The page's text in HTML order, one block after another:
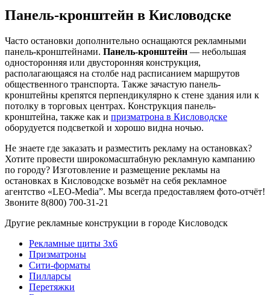
Панель-кронштейн в Кисловодске
Часто остановки дополнительно оснащаются рекламными
панель-кронштейнами. Панель-кронштейн — небольшая
односторонняя или двусторонняя конструкция,
располагающаяся на столбе над расписанием маршрутов
общественного транспорта. Также зачастую панель-
кронштейны крепятся перпендикулярно к стене здания или к
потолку в торговых центрах. Конструкция панель-
кронштейна, также как и призматрона в Кисловодске
оборудуется подсветкой и хорошо видна ночью.
Не знаете где заказать и разместить рекламу на остановках?
Хотите провести широкомасштабную рекламную кампанию
по городу? Изготовление и размещение рекламы на
остановках в Кисловодске возьмёт на себя рекламное
агентство «LEO-Media”. Мы всегда предоставляем фото-отчёт!
Звоните 8(800) 700-31-21
Другие рекламные конструкции в городе Кисловодск
Рекламные щиты 3х6
Призматроны
Сити-форматы
Пилларсы
Перетяжки